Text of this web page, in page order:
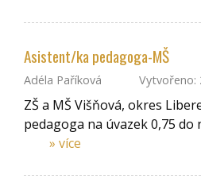
Asistent/ka pedagoga-MŠ
Adéla Paříková Vytvořeno:
ZŠ a MŠ Višňová, okres
pedagoga na úvazek 0,75 do
» více